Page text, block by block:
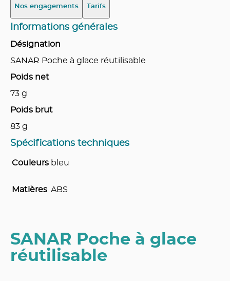
Nos engagements Tarifs
Informations générales
Désignation
SANAR Poche à glace réutilisable
Poids net
73 g
Poids brut
83 g
Spécifications techniques
Couleurs bleu
Matières ABS
SANAR Poche à glace
réutilisable